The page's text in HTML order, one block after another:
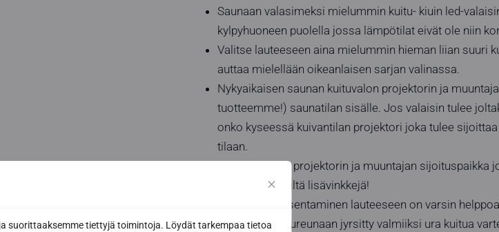
suorittaaksemme tiettyjä toimintoja. Löydät tarkempaa tietoa
Saunaan valasimeksi mielummin kuitu- kiuin led-
kylpyhuoneen puolella jossa lämpötilat eivät ole niin
Valitse lauteeseen aina mielummin hieman liian suuri
auttaa mielellään oikeanlaisen sarjan valinassa.
Nykyaikaisen saunan kuituvalon projektorin ja
tuotteemme!) saunatilan sisälle. Jos valaisin tulee
onko kyseessä kuivantilan projektori joka tulee
tilaan.
Ota huomioon projektorin ja muuntajan sijoituspaikka
tässä saat meiltä lisävinkkejä!
Itse kuitujen asentaminen lauteeseen on varsin
on istuimen etureunaan jyrsitty valmiiksi ura kuitua